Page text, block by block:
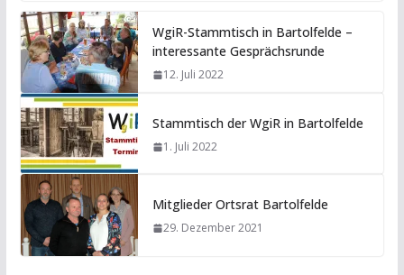
WgiR-Stammtisch in Bartolfelde –
interessante Gesprächsrunde
12. Juli 2022
Stammtisch der WgiR in Bartolfelde
1. Juli 2022
Mitglieder Ortsrat Bartolfelde
29. Dezember 2021